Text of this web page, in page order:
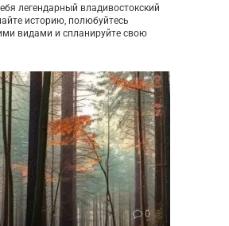
легендарный владивостокский
историю, полюбуйтесь
видами и спланируйте свою
0